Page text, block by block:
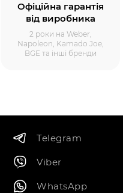
Офіційна гарантія
від виробника
2 роки на Weber,
Napoleon, Kamado Joe,
BGE та інші бренди
Telegram
Viber
WhatsApp